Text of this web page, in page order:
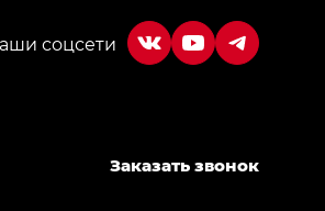
Заказать звонок